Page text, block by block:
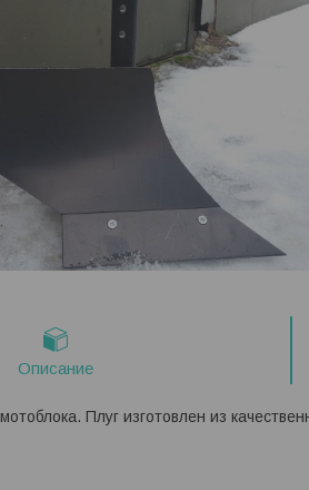
Описание
Плуг изготовлен из